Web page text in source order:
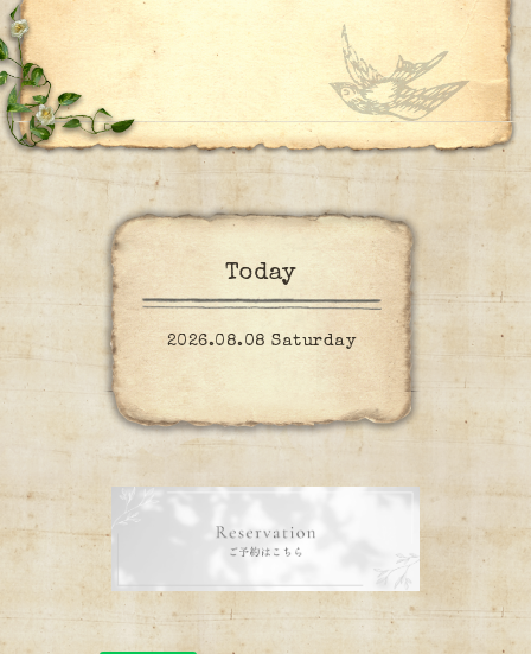
Today
2026.08.08 Saturday